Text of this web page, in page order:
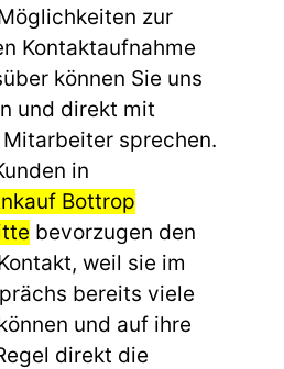
zur
Kontaktaufnahme
können Sie uns
und direkt mit
sprechen.
in
Bottrop
bevorzugen den
weil sie im
bereits viele
und auf ihre
direkt die